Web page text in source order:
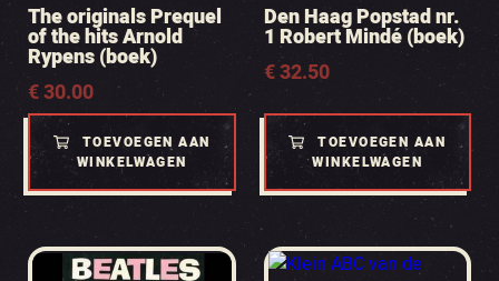
The originals Prequel
of the hits Arnold
Rypens (boek)
€30.00
TOEVOEGEN AAN
WINKELWAGEN
Den Haag Popstad nr.
1 Robert Mindé (boek)
€32.50
TOEVOEGEN AAN
WINKELWAGEN